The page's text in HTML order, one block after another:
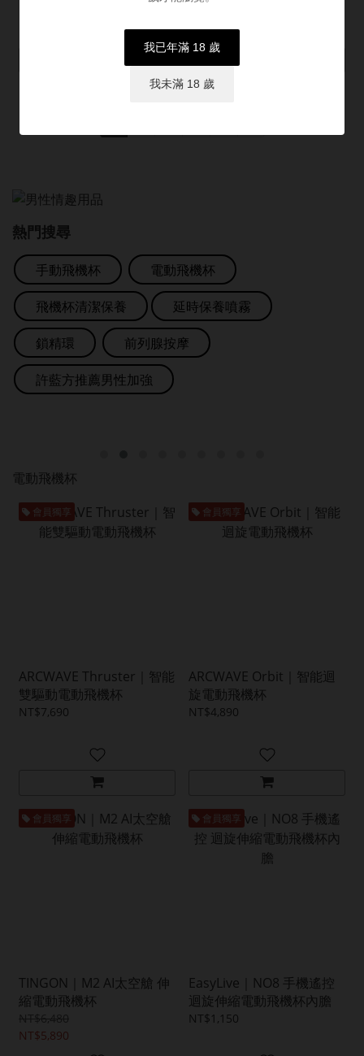
熱門搜尋
手動飛機杯 電動飛機杯
飛機杯清潔保養 延時保養噴霧
鎖精環 前列腺按摩
許藍方推薦男性加強
電動飛機杯
會員獨享
ARCWAVE Thruster｜智能
雙驅動電動飛機杯
NT$7,690
會員獨享
ARCWAVE Orbit｜智能迴
旋電動飛機杯
NT$4,890
會員獨享
TINGON｜M2 AI太空艙 伸
縮電動飛機杯
NT$5,890
會員獨享
EasyLive｜NO8 手機遙控
迴旋伸縮電動飛機杯內膽
NT$1,150
我已年滿 18 歲
我未滿 18 歲